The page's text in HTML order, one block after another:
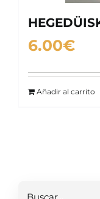
6.00€
Añadir al carrito